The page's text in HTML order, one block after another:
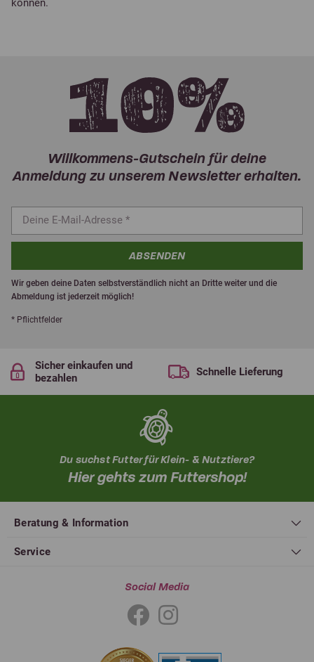
können.
Willkommens-Gutschein für deine
Anmeldung zu unserem Newsletter erhalten.
ABSENDEN
Wir geben deine Daten selbstverständlich nicht an Dritte weiter und die
Abmeldung ist jederzeit möglich!
* Pflichtfelder
Sicher einkaufen und
bezahlen
Schnelle Lieferung
Du suchst Futter für Klein- & Nutztiere?
Hier gehts zum Futtershop!
Beratung & Information
Service
Social Media